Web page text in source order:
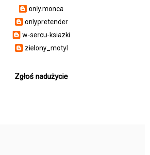
only.monca
onlypretender
w-sercu-ksiazki
zielony_motyl
Zgłoś nadużycie